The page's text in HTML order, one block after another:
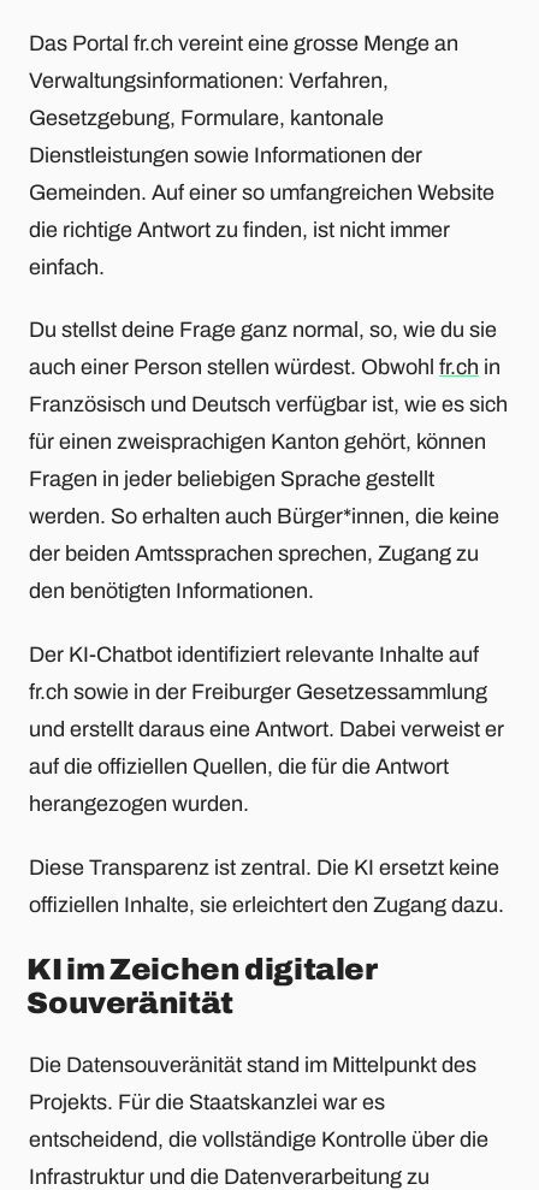
Das Portal fr.ch vereint eine grosse Menge an
Verwaltungsinformationen: Verfahren,
Gesetzgebung, Formulare, kantonale
Dienstleistungen sowie Informationen der
Gemeinden. Auf einer so umfangreichen Website
die richtige Antwort zu finden, ist nicht immer
einfach.
Du stellst deine Frage ganz normal, so, wie du sie
auch einer Person stellen würdest. Obwohl fr.ch in
Französisch und Deutsch verfügbar ist, wie es sich
für einen zweisprachigen Kanton gehört, können
Fragen in jeder beliebigen Sprache gestellt
werden. So erhalten auch Bürger*innen, die keine
der beiden Amtssprachen sprechen, Zugang zu
den benötigten Informationen.
Der KI-Chatbot identifiziert relevante Inhalte auf
fr.ch sowie in der Freiburger Gesetzessammlung
und erstellt daraus eine Antwort. Dabei verweist er
auf die offiziellen Quellen, die für die Antwort
herangezogen wurden.
Diese Transparenz ist zentral. Die KI ersetzt keine
offiziellen Inhalte, sie erleichtert den Zugang dazu.
KI im Zeichen digitaler
Souveränität
Die Datensouveränität stand im Mittelpunkt des
Projekts. Für die Staatskanzlei war es
entscheidend, die vollständige Kontrolle über die
Infrastruktur und die Datenverarbeitung zu